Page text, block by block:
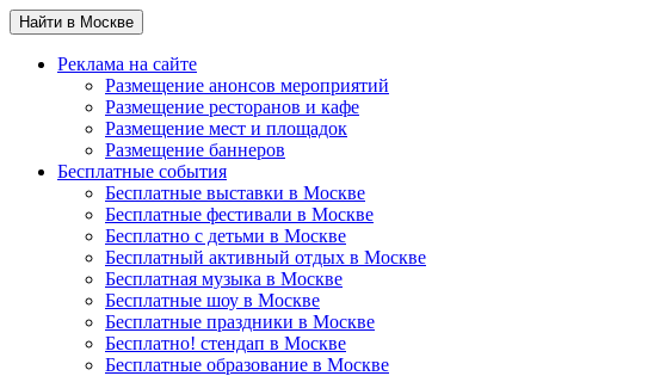
Найти в Москве
Реклама на сайте
Размещение анонсов мероприятий
Размещение ресторанов и кафе
Размещение мест и площадок
Размещение баннеров
Бесплатные события
Бесплатные выставки в Москве
Бесплатные фестивали в Москве
Бесплатно с детьми в Москве
Бесплатный активный отдых в Москве
Бесплатная музыка в Москве
Бесплатные шоу в Москве
Бесплатные праздники в Москве
Бесплатно! стендап в Москве
Бесплатные образование в Москве